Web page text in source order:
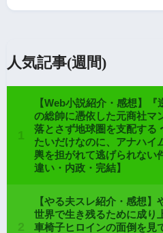
人気記事(週間)